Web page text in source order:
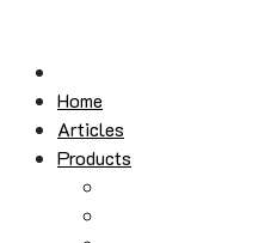
Home
Articles
Products